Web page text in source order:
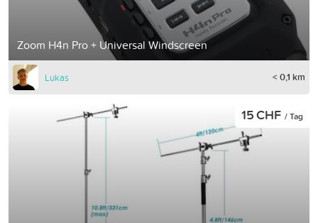
Zoom H4n Pro + Universal Windscreen
Lukas < 0,1 km
15 CHF / Tag